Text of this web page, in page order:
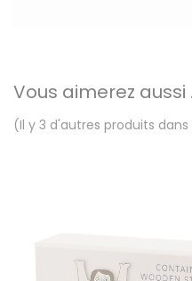
Vous aimerez aussi
(Il y 3 d'autres produits